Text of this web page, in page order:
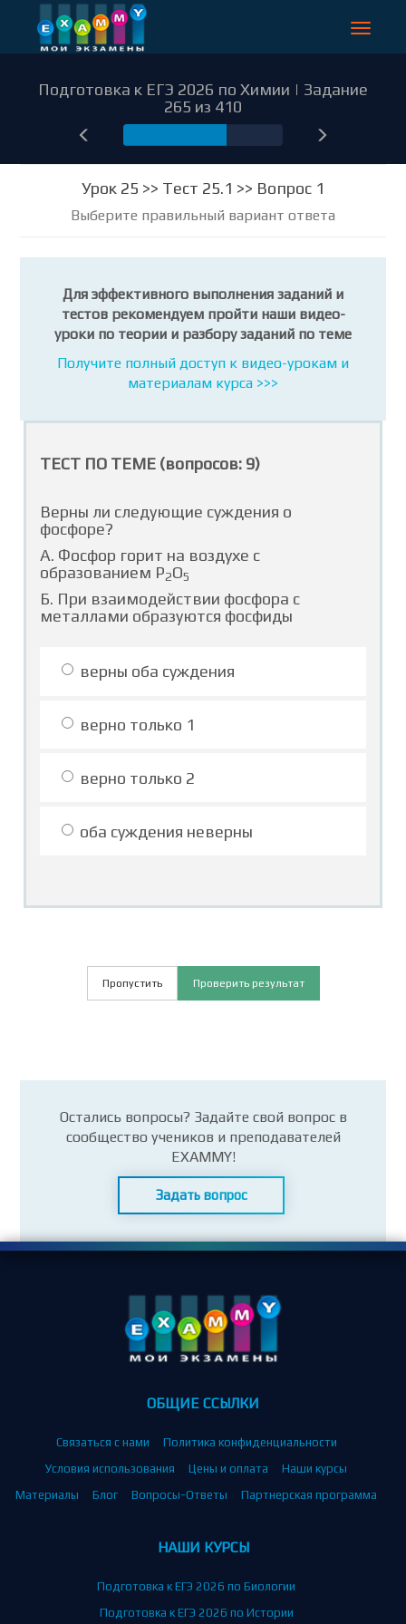
Toggle
Подготовка к ЕГЭ 2026 по Химии | Задание
265 из 410
Урок 25 >> Тест 25.1 >> Вопрос 1
Выберите правильный вариант ответа
Для эффективного выполнения заданий и
тестов рекомендуем пройти наши видео-
уроки по теории и разбору заданий по теме
Получите полный доступ к видео-урокам и
материалам курса >>>
ТЕСТ ПО ТЕМЕ (вопросов: 9)
Верны ли следующие суждения о
фосфоре?
А. Фосфор горит на воздухе с
образованием P2O5
Б. При взаимодействии фосфора с
металлами образуются фосфиды
верны оба суждения
верно только 1
верно только 2
оба суждения неверны
Пропустить Проверить результат
Остались вопросы? Задайте свой вопрос в
сообщество учеников и преподавателей
EXAMMY!
Задать вопрос
ОБЩИЕ ССЫЛКИ
Связаться с нами
Политика конфиденциальности
Условия использования
Цены и оплата
Наши курсы
Материалы
Блог Вопросы-Ответы Партнерская программа
НАШИ КУРСЫ
Подготовка к ЕГЭ 2026 по Биологии
Подготовка к ЕГЭ 2026 по Истории